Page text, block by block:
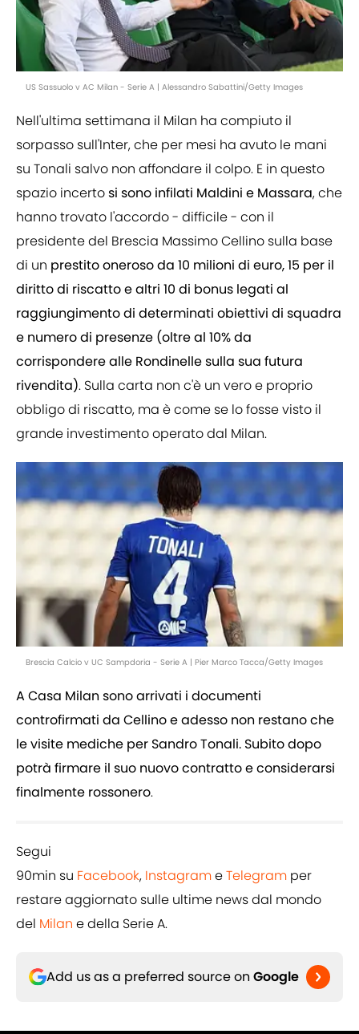
US Sassuolo v AC Milan - Serie A | Alessandro Sabattini/Getty Images
Nell'ultima settimana il Milan ha compiuto il
sorpasso sull'Inter, che per mesi ha avuto le mani
su Tonali salvo non affondare il colpo. E in questo
spazio incertosi sono infilati Maldini e Massara, che
hanno trovato l'accordo - difficile - con il
presidente del Brescia Massimo Cellino sulla base
di un prestito oneroso da 10 milioni di euro, 15 per il
diritto di riscatto e altri 10 di bonus legati al
raggiungimento di determinati obiettivi di squadra
e numero di presenze (oltre al 10% da
corrispondere alle Rondinelle sulla sua futura
rivendita). Sulla carta non c'è un vero e proprio
obbligo di riscatto, ma è come se lo fosse visto il
grande investimento operato dal Milan.
Brescia Calcio v UC Sampdoria - Serie A | Pier Marco Tacca/Getty Images
A Casa Milan sono arrivati i documenti
controfirmati da Cellino e adesso non restano che
le visite mediche per Sandro Tonali. Subito dopo
potrà firmare il suo nuovo contratto e considerarsi
finalmente rossonero.
Segui
90min su Facebook, InstagrameTelegram per
restare aggiornato sulle ultime news dal mondo
del Milan e della Serie A.
Add us as a preferred source on Google